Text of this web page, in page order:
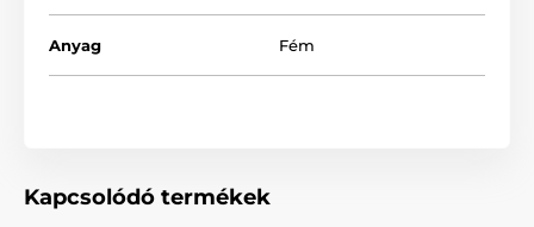
Anyag Fém
Kapcsolódó termékek